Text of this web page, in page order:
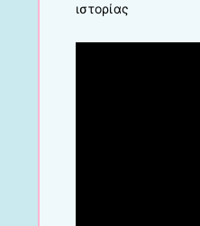
ιστορίας